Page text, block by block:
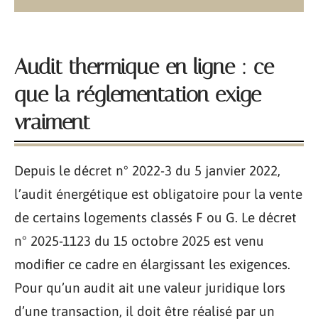
Audit thermique en ligne : ce
que la réglementation exige
vraiment
Depuis le décret n° 2022-3 du 5 janvier 2022,
l’audit énergétique est obligatoire pour la vente
de certains logements classés F ou G. Le décret
n° 2025-1123 du 15 octobre 2025 est venu
modifier ce cadre en élargissant les exigences.
Pour qu’un audit ait une valeur juridique lors
d’une transaction, il doit être réalisé par un